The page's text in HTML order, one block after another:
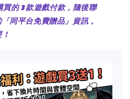
的 3 款遊戲付款，隨後聯
同平台免費贈品」資訊，